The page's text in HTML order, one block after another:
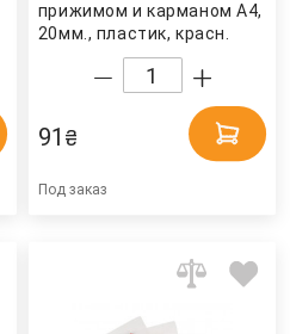
прижимом и карманом А4,
20мм., пластик, красн.
91 ₴
Под заказ